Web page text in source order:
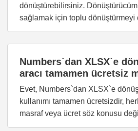
dönüştürebilirsiniz.
sağlamak için toplu dönüştürmeyi
Numbers`dan XLSX`e
aracı tamamen ücretsiz
Evet, Numbers`dan XLSX`e
kullanımı tamamen ücretsizdir,
masraf veya ücret söz konusu